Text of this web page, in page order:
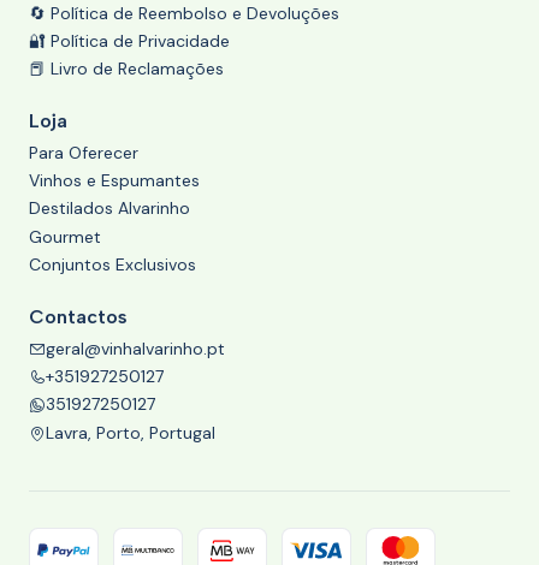
🔄 Política de Reembolso e Devoluções
🔐 Política de Privacidade
📕 Livro de Reclamações
Loja
Para Oferecer
Vinhos e Espumantes
Destilados Alvarinho
Gourmet
Conjuntos Exclusivos
Contactos
geral@vinhalvarinho.pt
+351927250127
351927250127
Lavra, Porto, Portugal